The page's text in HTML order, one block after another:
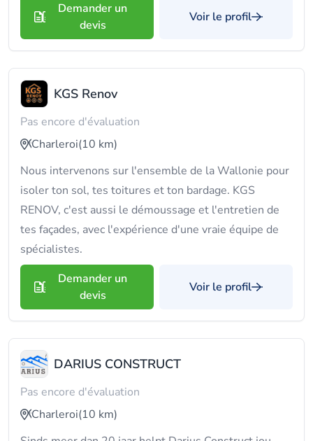
Demander un
devis
Voir le profil
KGS Renov
Pas encore d'évaluation
Charleroi(10 km)
Nous intervenons sur l'ensemble de la Wallonie pour
isoler ton sol, tes toitures et ton bardage. KGS
RENOV, c'est aussi le démoussage et l'entretien de
tes façades, avec l'expérience d'une vraie équipe de
spécialistes.
Demander un
devis
Voir le profil
DARIUS CONSTRUCT
Pas encore d'évaluation
Charleroi(10 km)